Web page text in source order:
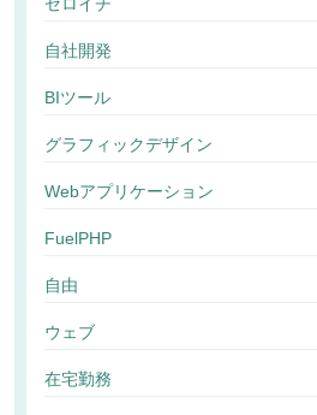
自社開発
BIツール
グラフィックデザイン
Webアプリケーション
FuelPHP
自由
ウェブ
在宅勤務